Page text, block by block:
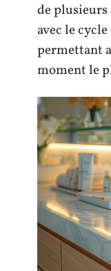
de
avec le
permettant
moment le